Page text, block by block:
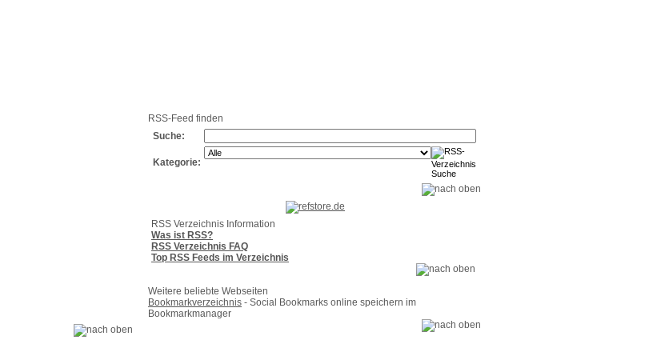
RSS-Feed finden
Suche:
Kategorie:
RSS Verzeichnis Information
Was ist RSS?
RSS Verzeichnis FAQ
Top RSS Feeds im Verzeichnis
Weitere beliebte Webseiten
Bookmarkverzeichnis - Social Bookmarks online speichern im
Bookmarkmanager